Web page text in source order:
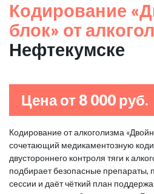
Кодирование
блок» от
Нефтекумске
Цена от 8 000 руб.
Кодирование от алкоголизма
сочетающий медикаментозную
двустороннего контроля тяги к
подбирает безопасные препараты,
сессии и даёт чёткий план